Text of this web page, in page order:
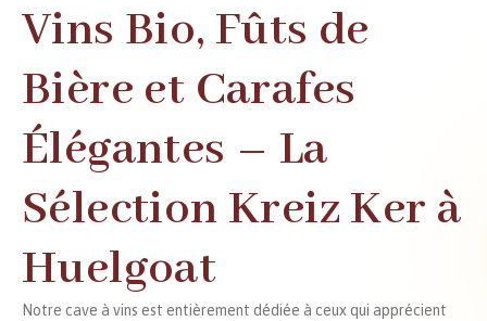
Vins Bio, Fûts de
Bière et Carafes
Élégantes – La
Sélection Kreiz Ker à
Huelgoat
Notre cave à vins est entièrement dédiée à ceux qui apprécient